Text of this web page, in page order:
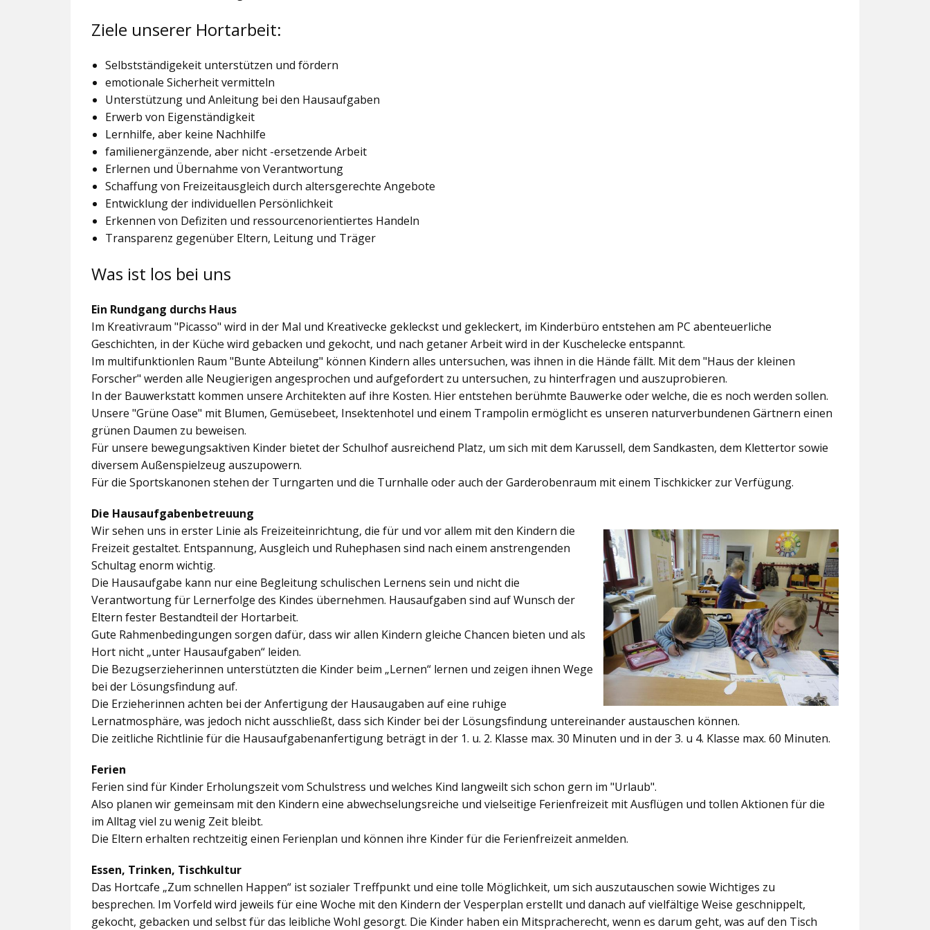
Ziele unserer Hortarbeit:
Selbstständigekeit unterstützen und fördern
emotionale Sicherheit vermitteln
Unterstützung und Anleitung bei den Hausaufgaben
Erwerb von Eigenständigkeit
Lernhilfe, aber keine Nachhilfe
familienergänzende, aber nicht -ersetzende Arbeit
Erlernen und Übernahme von Verantwortung
Schaffung von Freizeitausgleich durch altersgerechte Angebote
Entwicklung der individuellen Persönlichkeit
Erkennen von Defiziten und ressourcenorientiertes Handeln
Transparenz gegenüber Eltern, Leitung und Träger
Was ist los bei uns
Ein Rundgang durchs Haus
Im Kreativraum "Picasso" wird in der Mal und Kreativecke gekleckst und gekleckert, im Kinderbüro entstehen am PC abenteuerliche
Geschichten, in der Küche wird gebacken und gekocht, und nach getaner Arbeit wird in der Kuschelecke entspannt.
Im multifunktionlen Raum "Bunte Abteilung" können Kindern alles untersuchen, was ihnen in die Hände fällt. Mit dem "Haus der kleinen
Forscher" werden alle Neugierigen angesprochen und aufgefordert zu untersuchen, zu hinterfragen und auszuprobieren.
In der Bauwerkstatt kommen unsere Architekten auf ihre Kosten. Hier entstehen berühmte Bauwerke oder welche, die es noch werden sollen.
Unsere "Grüne Oase" mit Blumen, Gemüsebeet, Insektenhotel und einem Trampolin ermöglicht es unseren naturverbundenen Gärtnern einen
grünen Daumen zu beweisen.
Für unsere bewegungsaktiven Kinder bietet derSchulhofausreichend Platz, um sich mit dem Karussell, dem Sandkasten, dem Klettertor sowie
diversem Außenspielzeug auszupowern.
Für die Sportskanonen stehen der Turngarten und die Turnhalle oder auch derGarderobenraum mit einem Tischkicker zur Verfügung.
Die Hausaufgabenbetreuung
Wir sehen uns in erster Linie als Freizeiteinrichtung, die für und vor allem mit den Kindern die
Freizeit gestaltet. Entspannung, Ausgleich und Ruhephasen sind nach einem anstrengenden
Schultag enorm wichtig.
Die Hausaufgabe kann nur eine Begleitung schulischen Lernens sein und nicht die
Verantwortung für Lernerfolge des Kindes übernehmen. Hausaufgaben sind auf Wunsch der
Eltern fester Bestandteil der Hortarbeit.
Gute Rahmenbedingungen sorgen dafür, dass wir allen Kindern gleiche Chancen bieten und als
Hort nicht „unter Hausaufgaben“ leiden.
Die Bezugserzieherinnen unterstützten die Kinder beim „Lernen“ lernen und zeigen ihnen Wege
bei der Lösungsfindung auf.
Die Erzieherinnen achten bei der Anfertigung der Hausaugaben auf eine ruhige
Lernatmosphäre, was jedoch nicht ausschließt, dass sich Kinder bei der Lösungsfindung untereinander austauschen können.
Die zeitliche Richtlinie für die Hausaufgabenanfertigung beträgt in der 1. u. 2. Klasse max. 30 Minuten und in der 3. u 4. Klasse max. 60 Minuten.
Ferien
Ferien sind für Kinder Erholungszeit vom Schulstress und welches Kind langweilt sich schon gern im "Urlaub".
Also planen wir gemeinsam mit den Kindern eine abwechselungsreiche und vielseitige Ferienfreizeit mit Ausflügen und tollen Aktionen für die
im Alltag viel zu wenig Zeit bleibt.
Die Eltern erhalten rechtzeitig einen Ferienplan und können ihre Kinder für die Ferienfreizeit anmelden.
Essen, Trinken, Tischkultur
Das Hortcafe „Zum schnellen Happen“ ist sozialer Treffpunkt und eine tolle Möglichkeit, um sich auszutauschen sowie Wichtiges zu
besprechen. Im Vorfeld wird jeweils für eine Woche mit den Kindern der Vesperplan erstellt und danach auf vielfältige Weise geschnippelt,
gekocht, gebacken und selbst für das leibliche Wohl gesorgt. Die Kinder haben ein Mitspracherecht, wenn es darum geht, was auf den Tisch